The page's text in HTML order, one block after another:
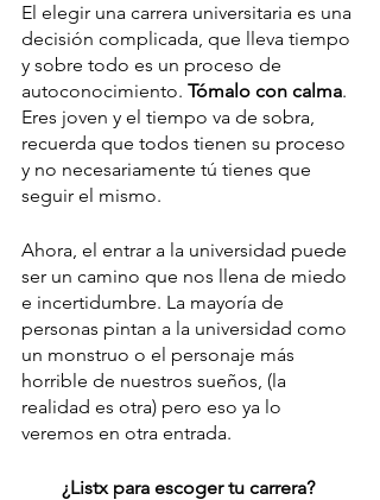
El elegir una carrera universitaria es una
decisión complicada, que lleva tiempo
y sobre todo es un proceso de
autoconocimiento. Tómalo con calma.
Eres joven y el tiempo va de sobra,
recuerda que todos tienen su proceso
y no necesariamente tú tienes que
seguir el mismo.
Ahora, el entrar a la universidad puede
ser un camino que nos llena de miedo
e incertidumbre. La mayoría de
personas pintan a la universidad como
un monstruo o el personaje más
horrible de nuestros sueños, (la
realidad es otra) pero eso ya lo
veremos en otra entrada.
¿Listx para escoger tu carrera?